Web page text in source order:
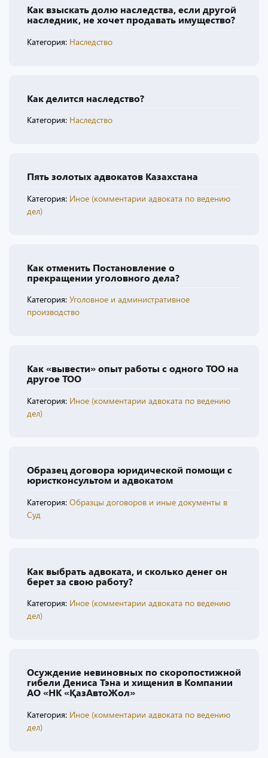
Как взыскать долю наследства, если другой
наследник, не хочет продавать имущество?
Категория: Наследство
Как делится наследство?
Категория: Наследство
Пять золотых адвокатов Казахстана
Категория: Иное (комментарии адвоката по ведению
дел)
Как отменить Постановление о
прекращении уголовного дела?
Категория: Уголовное и административное
производство
Как «вывести» опыт работы с одного ТОО на
другое ТОО
Категория: Иное (комментарии адвоката по ведению
дел)
Образец договора юридической помощи с
юристконсультом и адвокатом
Категория: Образцы договоров и иные документы в
Суд
Как выбрать адвоката, и сколько денег он
берет за свою работу?
Категория: Иное (комментарии адвоката по ведению
дел)
Осуждение невиновных по скоропостижной
гибели Дениса Тэна и хищения в Компании
АО «НК «ҚазАвтоЖол»
Категория: Иное (комментарии адвоката по ведению
дел)